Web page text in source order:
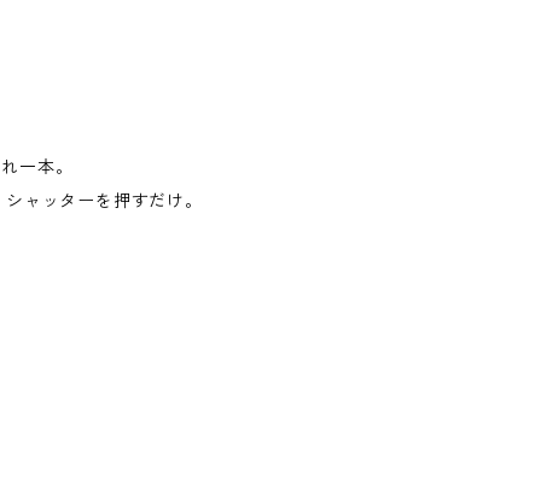
一本。
ャッターを押すだけ。